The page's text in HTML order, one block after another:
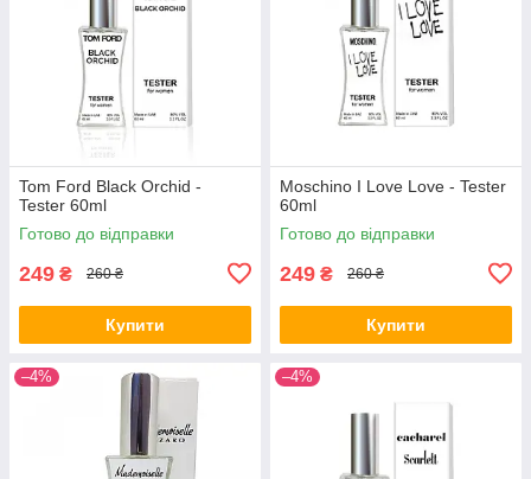
Tom Ford Black Orchid -
Tester 60ml
Готово до відправки
249 ₴ 260 ₴
Купити
Moschino I Love Love - Tester
60ml
Готово до відправки
249 ₴ 260 ₴
Купити
–4% –4%